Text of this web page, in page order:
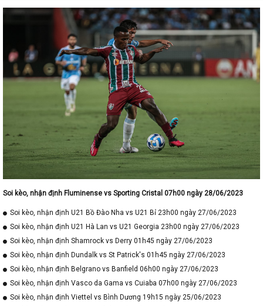
Soi kèo, nhận định Fluminense vs Sporting Cristal 07h00 ngày 28/06/2023
Soi kèo, nhận định U21 Bồ Đào Nha vs U21 Bỉ 23h00 ngày 27/06/2023
Soi kèo, nhận định U21 Hà Lan vs U21 Georgia 23h00 ngày 27/06/2023
Soi kèo, nhận định Shamrock vs Derry 01h45 ngày 27/06/2023
Soi kèo, nhận định Dundalk vs St Patrick's 01h45 ngày 27/06/2023
Soi kèo, nhận định Belgrano vs Banfield 06h00 ngày 27/06/2023
Soi kèo, nhận định Vasco da Gama vs Cuiaba 07h00 ngày 27/06/2023
Soi kèo, nhận định Viettel vs Bình Dương 19h15 ngày 25/06/2023